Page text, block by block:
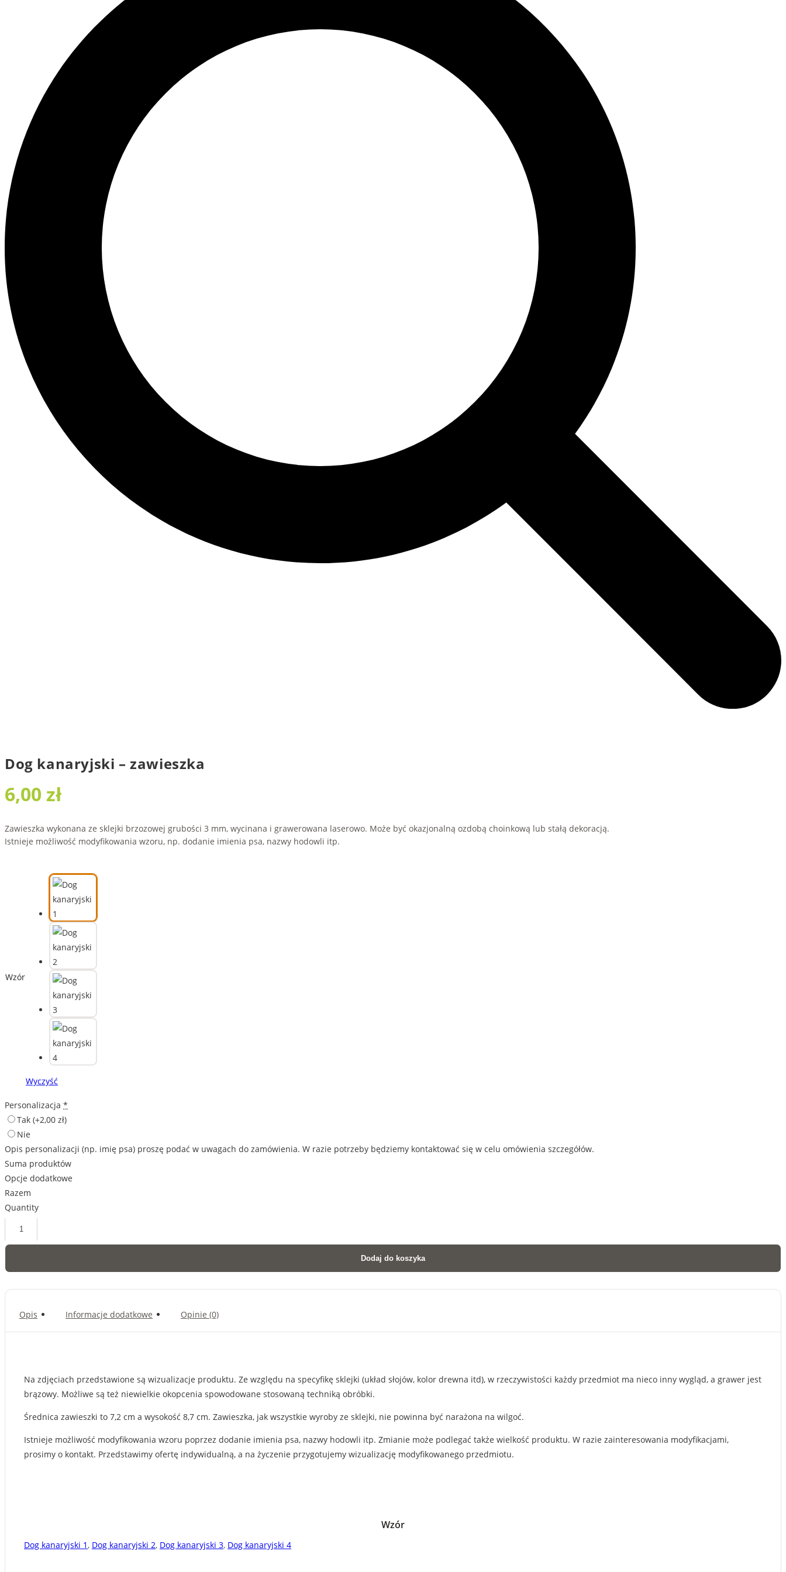
Dog kanaryjski – zawieszka
6,00 zł
Zawieszka wykonana ze sklejki brzozowej grubości 3 mm, wycinana i grawerowana laserowo. Może być okazjonalną ozdobą choinkową lub stałą dekoracją.
Istnieje możliwość modyfikowania wzoru, np. dodanie imienia psa, nazwy hodowli itp.
Wzór
Wyczyść
Personalizacja *
Tak (+2,00 zł)
Nie
Opis personalizacji (np. imię psa) proszę podać w uwagach do zamówienia. W razie potrzeby będziemy kontaktować się w celu omówienia szczegółów.
Suma produktów
Opcje dodatkowe
Razem
Quantity
Dog
zawieszka
Dodaj do koszyka
Opis Informacje dodatkowe Opinie (0)
Na zdjęciach przedstawione są wizualizacje produktu. Ze względu na specyfikę sklejki (układ słojów, kolor drewna itd), w rzeczywistości każdy przedmiot ma nieco inny wygląd, a grawer jest
brązowy. Możliwe są też niewielkie okopcenia spowodowane stosowaną techniką obróbki.
Średnica zawieszki to 7,2 cm a wysokość 8,7 cm. Zawieszka, jak wszystkie wyroby ze sklejki, nie powinna być narażona na wilgoć.
Istnieje możliwość modyfikowania wzoru poprzez dodanie imienia psa, nazwy hodowli itp. Zmianie może podlegać także wielkość produktu. W razie zainteresowania modyfikacjami,
prosimy o kontakt. Przedstawimy ofertę indywidualną, a na życzenie przygotujemy wizualizację modyfikowanego przedmiotu.
Wzór
Dog kanaryjski 1, Dog kanaryjski 2, Dog kanaryjski 3, Dog kanaryjski 4